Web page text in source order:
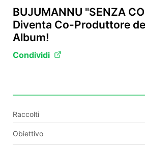
BUJUMANNU "SENZA
Diventa Co-Produttore
Album!
Condividi
Raccolti
Obiettivo